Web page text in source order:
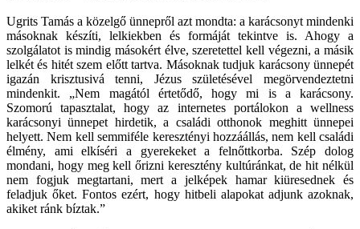
Ugrits Tamás a közelgő ünnepről azt mondta: a karácsonyt mindenki
másoknak készíti, lelkiekben és formáját tekintve is. Ahogy a
szolgálatot is mindig másokért élve, szeretettel kell végezni, a másik
lelkét és hitét szem előtt tartva. Másoknak tudjuk karácsony ünnepét
igazán krisztusivá tenni, Jézus születésével megörvendeztetni
mindenkit. „Nem magától értetődő, hogy mi is a karácsony.
Szomorú tapasztalat, hogy az internetes portálokon a wellness
karácsonyi ünnepet hirdetik, a családi otthonok meghitt ünnepei
helyett. Nem kell semmiféle keresztényi hozzáállás, nem kell családi
élmény, ami elkíséri a gyerekeket a felnőttkorba. Szép dolog
mondani, hogy meg kell őrizni keresztény kultúránkat, de hit nélkül
nem fogjuk megtartani, mert a jelképek hamar kiüresednek és
feladjuk őket. Fontos ezért, hogy hitbeli alapokat adjunk azoknak,
akiket ránk bíztak.”